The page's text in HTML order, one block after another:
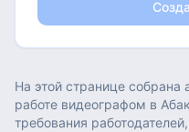
На этой странице
работе видеографом в
требования